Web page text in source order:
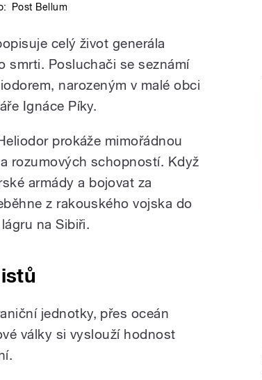
Post Bellum
celý život generála
smrti. Posluchači se seznámí
narozeným v malé obci
Ignáce Píky.
prokáže mimořádnou
rozumových schopností. Když
armády a bojovat za
z rakouského vojska do
na Sibiři.
jednotky, přes oceán
války si vyslouží hodnost